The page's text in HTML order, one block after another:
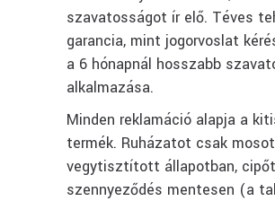
szavatosságot ír elő. Téves
garancia, mint jogorvoslat
a 6 hónapnál hosszabb
alkalmazása.
Minden reklamáció alapja a
termék. Ruházatot csak
vegytisztított állapotban, cipőt
szennyeződés mentesen (a